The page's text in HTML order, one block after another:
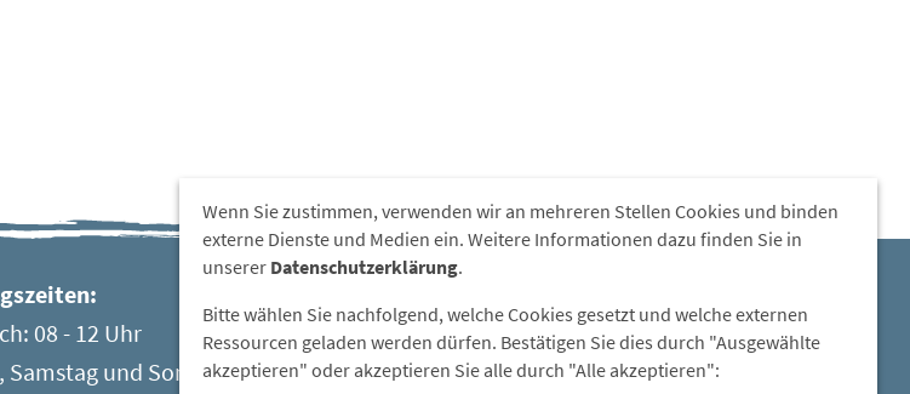
08 - 12 Uhr
Samstag und Sonntag: 13 - 17
steinzeitdorf-pestenacker@lra-
ll.bayern.de
Wenn Sie zustimmen, verwenden wir an mehreren Stellen Cookies und binden
externe Dienste und Medien ein. Weitere Informationen dazu finden Sie in
unserer Datenschutzerklärung.
Bitte wählen Sie nachfolgend, welche Cookies gesetzt und welche externen
Ressourcen geladen werden dürfen. Bestätigen Sie dies durch "Ausgewählte
akzeptieren" oder akzeptieren Sie alle durch "Alle akzeptieren":